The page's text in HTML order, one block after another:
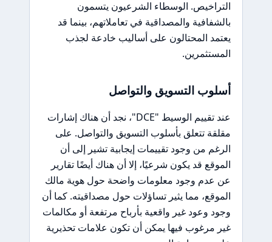
التراخيص. الوسطاء الشرعيون يتسمون
بالشفافية والمصداقية في تعاملاتهم، بينما قد
يعتمد المحتالون على أساليب خادعة لجذب
المستثمرين.
أسلوب التسويق والتواصل
عند تقييم الوسيط "DCE"، نجد أن هناك إشارات
مقلقة تتعلق بأسلوب التسويق والتواصل. على
الرغم من وجود تقييمات إيجابية تشير إلى أن
الموقع قد يكون شرعيًا، إلا أن هناك أيضًا تقارير
عن عدم وجود معلومات واضحة حول هوية مالك
الموقع، مما يثير تساؤلات حول مصداقيته. كما أن
وجود وعود غير واقعية بأرباح مرتفعة أو مكالمات
غير مرغوب فيها يمكن أن تكون علامات تحذيرية